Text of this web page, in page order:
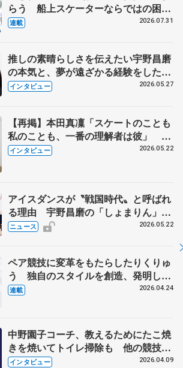
らう 船上スケーターならではの困難
とは 影響あったPIW前キャプテン松
連載 2026.07.31
推しの素晴らしさを伝えたい宇野昌磨
の本気と、夢が遠ざかる経験をした本
田真凜の覚悟
インタビュー 2026.05.27
【再掲】本田真凜「スケートのことも
私のことも、一番の理解者は彼」 引
退時の単独インタビューで語った競技
インタビュー 2026.05.22
アイスダンスが〝戦国時代〟と呼ばれ
る理由 宇野昌磨の「しょまりん」ら
実力者が相次いで参戦 国内の競争激
ニュース 2026.05.22
ペア競技に変革をもたらしたりくりゅ
う 独自のスタイルを創造、発明した
【引退発表後②】
連載 2026.04.24
中野園子コーチ、教えるためにたこ焼
きを焼いてトイレ掃除も 他の競技に
も通用するという坂本花織の筋肉
インタビュー 2026.04.09